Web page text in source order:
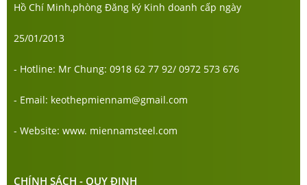
Hồ Chí Minh,phòng Đăng ký Kinh doanh cấp ngày
25/01/2013
- Hotline: Mr Chung: 0918 62 77 92/ 0972 573 676
- Email: keothepmiennam@gmail.com
- Website: www. miennamsteel.com
CHÍNH SÁCH - QUY ĐỊNH